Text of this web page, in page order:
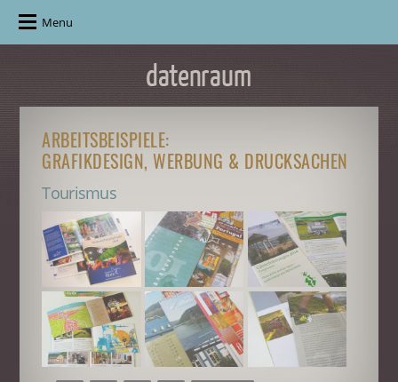
Menu
ARBEITSBEISPIELE:
GRAFIKDESIGN, WERBUNG & DRUCKSACHEN
Tourismus